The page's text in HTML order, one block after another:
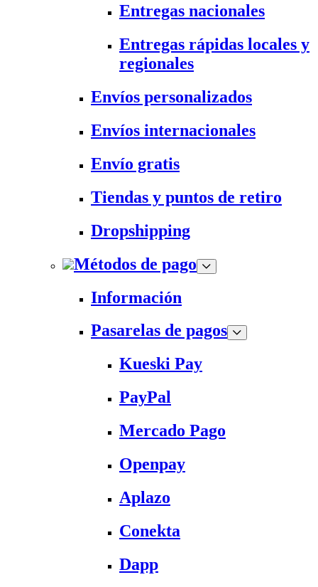
Entregas nacionales
Entregas rápidas locales y
regionales
Envíos personalizados
Envíos internacionales
Envío gratis
Tiendas y puntos de retiro
Dropshipping
Métodos de pago
Información
Pasarelas de pagos
Kueski Pay
PayPal
Mercado Pago
Openpay
Aplazo
Conekta
Dapp